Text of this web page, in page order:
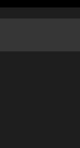
Games